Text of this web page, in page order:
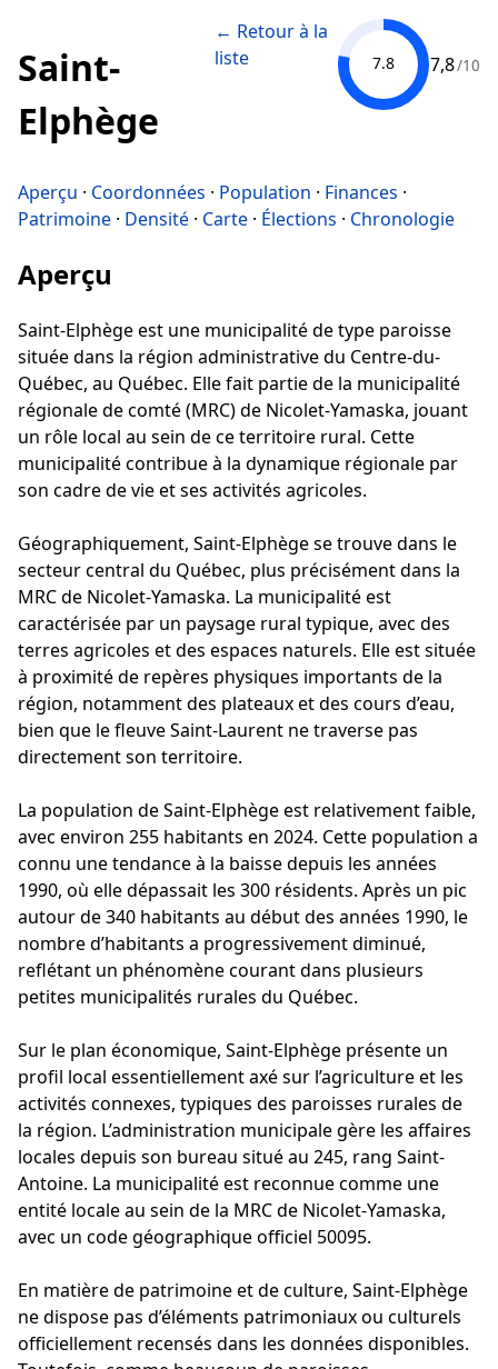
Saint-
Elphège
← Retour à la
liste
7.8 7,8/10
Aperçu · Coordonnées · Population · Finances ·
Patrimoine · Densité · Carte · Élections · Chronologie
Aperçu
Saint-Elphège est une municipalité de type paroisse
située dans la région administrative du Centre-du-
Québec, au Québec. Elle fait partie de la municipalité
régionale de comté (MRC) de Nicolet-Yamaska, jouant
un rôle local au sein de ce territoire rural. Cette
municipalité contribue à la dynamique régionale par
son cadre de vie et ses activités agricoles.
Géographiquement, Saint-Elphège se trouve dans le
secteur central du Québec, plus précisément dans la
MRC de Nicolet-Yamaska. La municipalité est
caractérisée par un paysage rural typique, avec des
terres agricoles et des espaces naturels. Elle est située
à proximité de repères physiques importants de la
région, notamment des plateaux et des cours d’eau,
bien que le fleuve Saint-Laurent ne traverse pas
directement son territoire.
La population de Saint-Elphège est relativement faible,
avec environ 255 habitants en 2024. Cette population a
connu une tendance à la baisse depuis les années
1990, où elle dépassait les 300 résidents. Après un pic
autour de 340 habitants au début des années 1990, le
nombre d’habitants a progressivement diminué,
reflétant un phénomène courant dans plusieurs
petites municipalités rurales du Québec.
Sur le plan économique, Saint-Elphège présente un
profil local essentiellement axé sur l’agriculture et les
activités connexes, typiques des paroisses rurales de
la région. L’administration municipale gère les affaires
locales depuis son bureau situé au 245, rang Saint-
Antoine. La municipalité est reconnue comme une
entité locale au sein de la MRC de Nicolet-Yamaska,
avec un code géographique officiel 50095.
En matière de patrimoine et de culture, Saint-Elphège
ne dispose pas d’éléments patrimoniaux ou culturels
officiellement recensés dans les données disponibles.